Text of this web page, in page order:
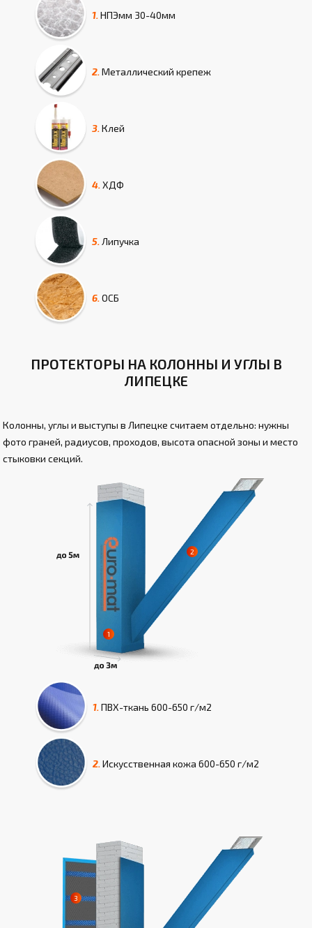
1. НПЭмм 30-40мм
2. Металлический крепеж
3. Клей
4. ХДФ
5. Липучка
6. ОСБ
ПРОТЕКТОРЫ НА КОЛОННЫ И УГЛЫ В
ЛИПЕЦКЕ
Колонны, углы и выступы в Липецке считаем отдельно: нужны
фото граней, радиусов, проходов, высота опасной зоны и место
стыковки секций.
1. ПВХ-ткань 600-650 г/м2
2. Искусcтвенная кожа 600-650 г/м2